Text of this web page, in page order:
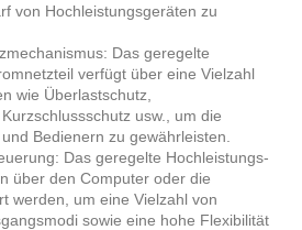
von Hochleistungsgeräten zu
Das geregelte
verfügt über eine Vielzahl
wie Überlastschutz,
usw., um die
Bedienern zu gewährleisten.
Das geregelte Hochleistungs-
über den Computer oder die
werden, um eine Vielzahl von
sowie eine hohe Flexibilität